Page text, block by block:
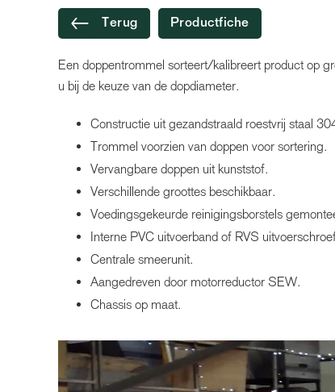
Terug Productfiche
Een doppentrommel sorteert/kalibreert product op
u bij de keuze van de dopdiameter.
Constructie uit gezandstraald roestvrij staal
Trommel voorzien van doppen voor sortering.
Vervangbare doppen uit kunststof.
Verschillende groottes beschikbaar.
Voedingsgekeurde reinigingsborstels
Interne PVC uitvoerband of RVS
Centrale smeerunit.
Aangedreven door motorreductor SEW.
Chassis op maat.